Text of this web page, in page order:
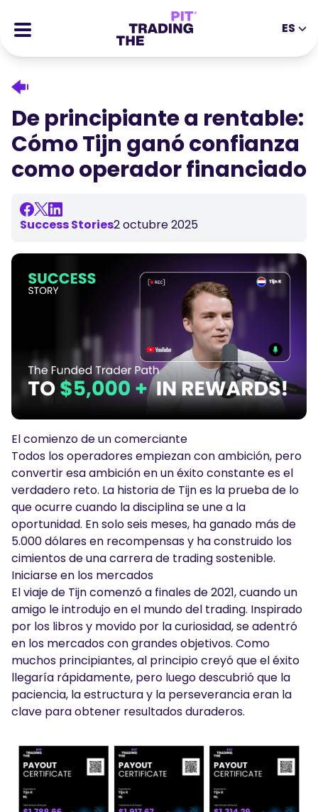
Stocks
Historias de Éxito
Recompensas
Herramientas
HERRAMIENTAS EDUCATIVAS
Ebooks
Podcasts
HERRAMIENTAS DE TRADING
Calendario Económico
Horario festivo del mercado
Centro de ayuda
Iniciar sesión Regístrate
ES
DE
ES
IT
JA
AR
TR
PT
VI
De principiante a rentable:
Cómo Tijn ganó confianza
como operador financiado
Success Stories2 octubre 2025
El comienzo de un comerciante
Todos los operadores empiezan con ambición, pero
convertir esa ambición en un éxito constante es el
verdadero reto. La historia de Tijn es la prueba de lo
que ocurre cuando la disciplina se une a la
oportunidad. En solo seis meses, ha ganado más de
5.000 dólares en recompensas y ha construido los
cimientos de una carrera de trading sostenible.
Iniciarse en los mercados
El viaje de Tijn comenzó a finales de 2021, cuando un
amigo le introdujo en el mundo del trading. Inspirado
por los libros y movido por la curiosidad, se adentró
en los mercados con grandes objetivos. Como
muchos principiantes, al principio creyó que el éxito
llegaría rápidamente, pero luego descubrió que la
paciencia, la estructura y la perseverancia eran la
clave para obtener resultados duraderos.